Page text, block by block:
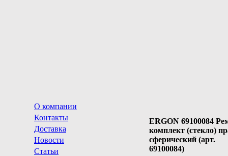
О компании
Контакты
Доставка
Новости
Статьи
ERGON 69100084
комплект (стекло)
сферический (арт.
69100084)